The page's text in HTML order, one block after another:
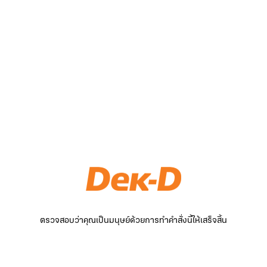
ตรวจสอบว่าคุณเป็นมนุษย์ด้วยการทำคำสั่งนี้ให้เสร็จสิ้น